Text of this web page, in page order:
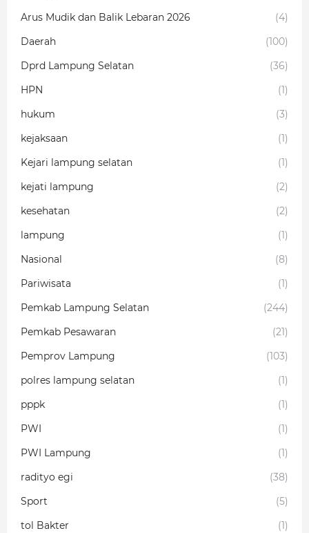
Arus Mudik dan Balik Lebaran 2026
(4)
Daerah
(100)
Dprd Lampung Selatan
(36)
HPN
(1)
hukum
(3)
kejaksaan
(1)
Kejari lampung selatan
(1)
kejati lampung
(2)
kesehatan
(2)
lampung
(1)
Nasional
(8)
Pariwisata
(1)
Pemkab Lampung Selatan
(244)
Pemkab Pesawaran
(21)
Pemprov Lampung
(103)
polres lampung selatan
(1)
pppk
(1)
PWI
(1)
PWI Lampung
(1)
radityo egi
(38)
Sport
(5)
tol Bakter
(1)